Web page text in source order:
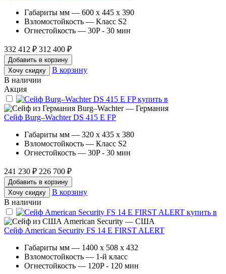
Габариты мм — 600 x 445 x 390
Взломостойкость — Класс S2
Огнестойкость — 30P - 30 мин
332 412 ₽ 312 400 ₽
Добавить в корзину
Хочу скидку
В корзину
В наличии
Акция
Burg–Wachter — Германия
Сейф Burg–Wachter DS 415 E FP
Габариты мм — 320 x 435 x 380
Взломостойкость — Класс S2
Огнестойкость — 30P - 30 мин
241 230 ₽ 226 700 ₽
Добавить в корзину
Хочу скидку
В корзину
В наличии
American Security — США
Сейф American Security FS 14 E FIRST ALERT
Габариты мм — 1400 x 508 x 432
Взломостойкость — 1-й класс
Огнестойкость — 120P - 120 мин